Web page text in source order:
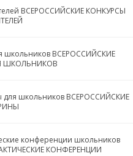
ВСЕРОССИЙСКИЕ КОНКУРСЫ
ВСЕРОССИЙСКИЕ
ШКОЛЬНИКОВ
ВСЕРОССИЙСКИЕ
КОНФЕРЕНЦИИ